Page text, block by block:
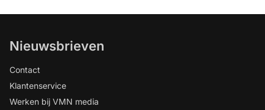
Nieuwsbrieven
Contact
Klantenservice
Werken bij VMN media